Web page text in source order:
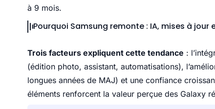
à 9 mois.
Pourquoi Samsung remonte : IA, mises à jour
Trois facteurs expliquent cette tendance :
(édition photo, assistant, automatisations),
longues années de MAJ) et une confiance
éléments renforcent la valeur perçue des Galaxy